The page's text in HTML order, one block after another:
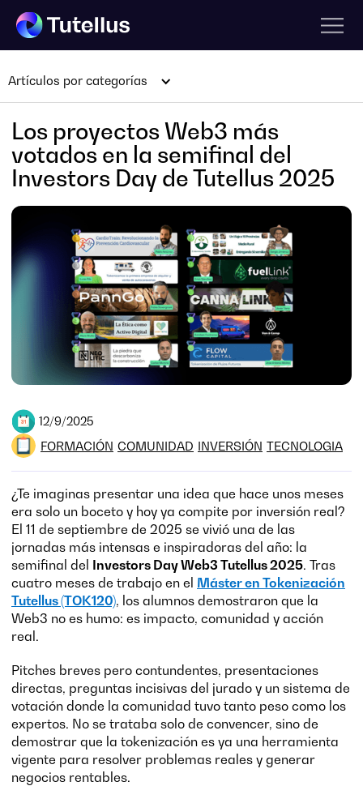
Artículos por categorías
Los proyectos Web3 más
votados en la semifinal del
Investors Day de Tutellus 2025
12/9/2025
FORMACIÓN COMUNIDAD INVERSIÓN TECNOLOGIA
¿Te imaginas presentar una idea que hace unos meses
era solo un boceto y hoy ya compite por inversión real?
El 11 de septiembre de 2025 se vivió una de las
jornadas más intensas e inspiradoras del año: la
semifinal del Investors Day Web3 Tutellus 2025. Tras
cuatro meses de trabajo en el Máster en Tokenización
Tutellus (TOK120), los alumnos demostraron que la
Web3 no es humo: es impacto, comunidad y acción
real.
Pitches breves pero contundentes, presentaciones
directas, preguntas incisivas del jurado y un sistema de
votación donde la comunidad tuvo tanto peso como los
expertos. No se trataba solo de convencer, sino de
demostrar que la tokenización es ya una herramienta
vigente para resolver problemas reales y generar
negocios rentables.